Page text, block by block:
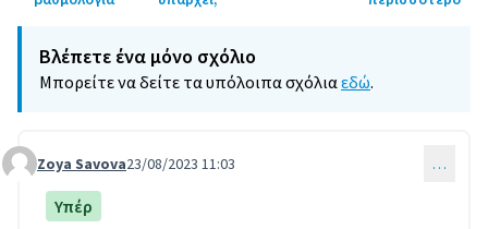
Βλέπετε ένα μόνο σχόλιο
Μπορείτε να δείτε τα υπόλοιπα σχόλιαεδώ.
Comment 6
Zoya Savova23/08/2023 11:03 …
Υπέρ